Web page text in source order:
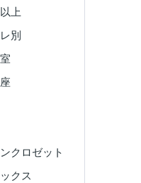
上
別
クロゼット
クス